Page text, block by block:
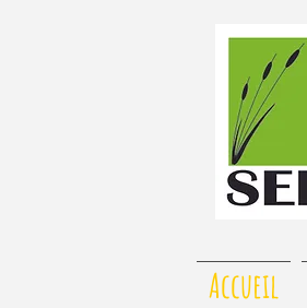
Accueil